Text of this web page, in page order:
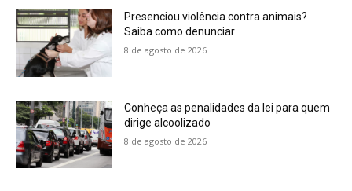
Presenciou violência contra animais?
Saiba como denunciar
8 de agosto de 2026
Conheça as penalidades da lei para quem
dirige alcoolizado
8 de agosto de 2026